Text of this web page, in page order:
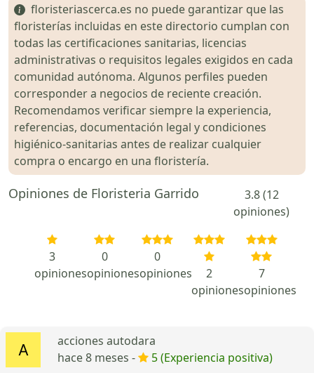
floristeriascerca.es no puede garantizar que las
floristerías incluidas en este directorio cumplan con
todas las certificaciones sanitarias, licencias
administrativas o requisitos legales exigidos en cada
comunidad autónoma. Algunos perfiles pueden
corresponder a negocios de reciente creación.
Recomendamos verificar siempre la experiencia,
referencias, documentación legal y condiciones
higiénico-sanitarias antes de realizar cualquier
compra o encargo en una floristería.
Opiniones de Floristeria Garrido
3.8 (12
opiniones)
3
opiniones
0
opiniones
0
opiniones
2
opiniones
7
opiniones
acciones autodara
hace 8 meses -
5 (Experiencia positiva)